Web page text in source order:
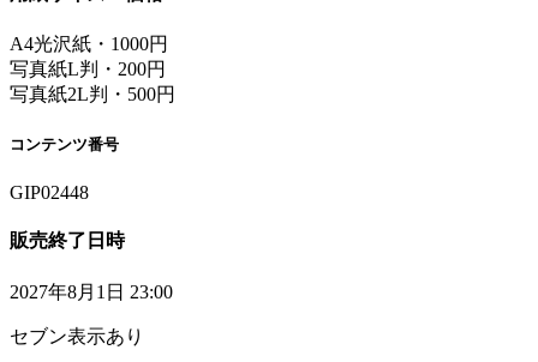
A4光沢紙・1000円
写真紙L判・200円
写真紙2L判・500円
コンテンツ番号
GIP02448
販売終了日時
2027年8月1日 23:00
セブン表示あり